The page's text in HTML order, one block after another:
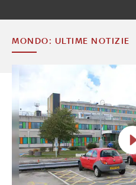
MONDO: ULTIME NOTIZIE